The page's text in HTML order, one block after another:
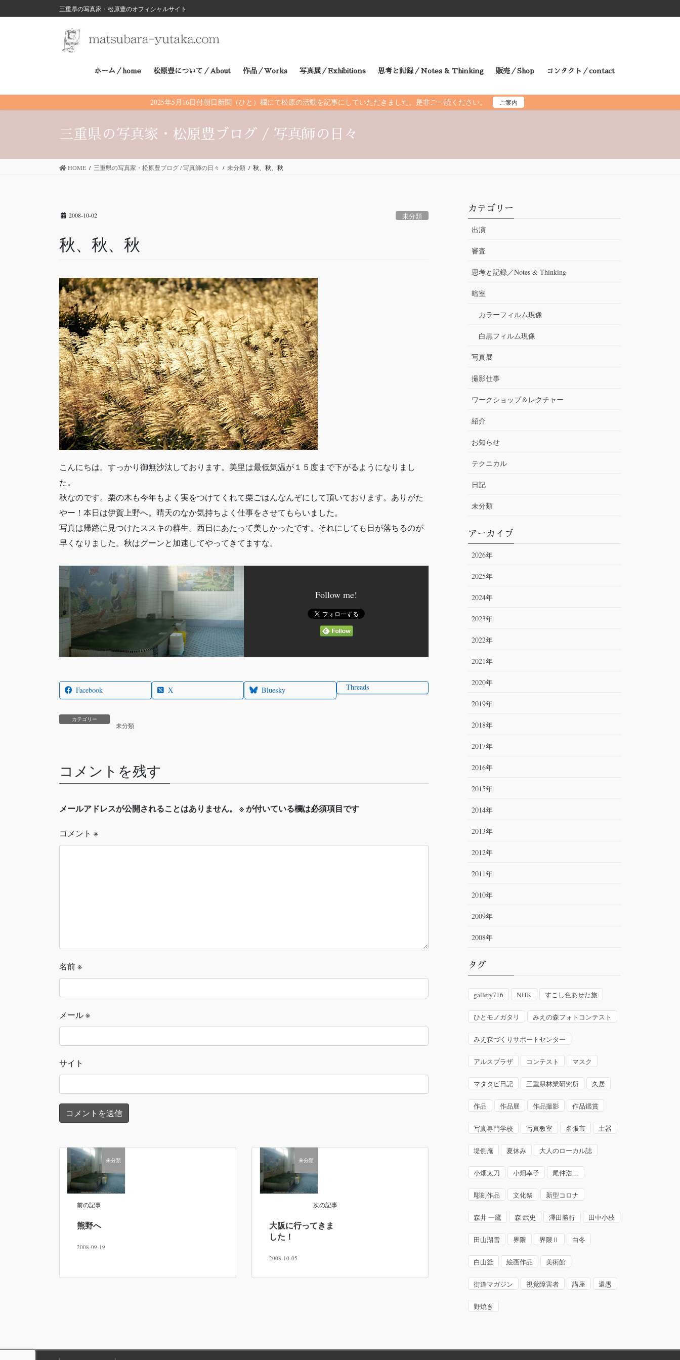
三重県の写真家・松原豊のオフィシャルサイト
ホーム／home 松原豊について／About 作品／Works 写真展／Exhibitions 思考と記録／Notes & Thinking 販売／Shop コンタクト／contact
2025年5月16日付朝日新聞（ひと）欄にて松原の活動を記事にしていただきました。是非ご一読ください。 ご案内
三重県の写真家・松原豊ブログ / 写真師の日々
HOME 三重県の写真家・松原豊ブログ / 写真師の日々 未分類 秋、秋、秋
2008-10-02 未分類
秋、秋、秋
こんにちは。すっかり御無沙汰しております。美里は最低気温が１５度まで下がるようになりまし
た。
秋なのです。栗の木も今年もよく実をつけてくれて栗ごはんなんぞにして頂いております。ありがた
やー！本日は伊賀上野へ。晴天のなか気持ちよく仕事をさせてもらいました。
写真は帰路に見つけたススキの群生。西日にあたって美しかったです。それにしても日が落ちるのが
早くなりました。秋はグーンと加速してやってきてますな。
Follow me!
Facebook X Bluesky Threads
カテゴリー
未分類
コメントを残す
メールアドレスが公開されることはありません。 ※が付いている欄は必須項目です
コメント ※
名前※
メール※
サイト
未分類
前の記事
熊野へ
2008-09-19
未分類
次の記事
大阪に行ってきま
した！
2008-10-05
カテゴリー
出演
審査
思考と記録／Notes & Thinking
暗室
カラーフィルム現像
白黒フィルム現像
写真展
撮影仕事
ワークショップ＆レクチャー
紹介
お知らせ
テクニカル
日記
未分類
アーカイブ
2026年
2025年
2024年
2023年
2022年
2021年
2020年
2019年
2018年
2017年
2016年
2015年
2014年
2013年
2012年
2011年
2010年
2009年
2008年
タグ
gallery716 NHK すこし色あせた旅
ひとモノガタリ みえの森フォトコンテスト
みえ森づくりサポートセンター
アルスプラザ コンテスト マスク
マタタビ日記 三重県林業研究所 久居
作品 作品展 作品撮影 作品鑑賞
写真専門学校 写真教室 名張市 土器
堤側庵 夏休み 大人のローカル誌
小畑太刀 小畑幸子 尾仲浩二
彫刻作品 文化祭 新型コロナ
森井 一鷹 森 武史 澤田勝行 田中小枝
田山湖雪 界隈 界隈Ⅱ 白冬
白山釜 絵画作品 美術館
街道マガジン 視覚障害者 講座 還愚
野焼き